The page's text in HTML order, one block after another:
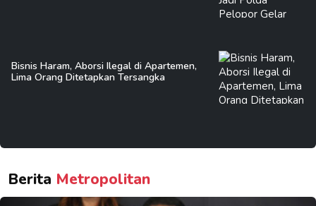
Bisnis Haram, Aborsi Ilegal di Apartemen,
Lima Orang Ditetapkan Tersangka
Berita Metropolitan